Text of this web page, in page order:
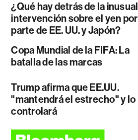
¿Qué hay detrás de la inusual
intervención sobre el yen por
parte de EE. UU. y Japón?
Copa Mundial de la FIFA: La
batalla de las marcas
Trump afirma que EE.UU.
"mantendrá el estrecho" y lo
controlará